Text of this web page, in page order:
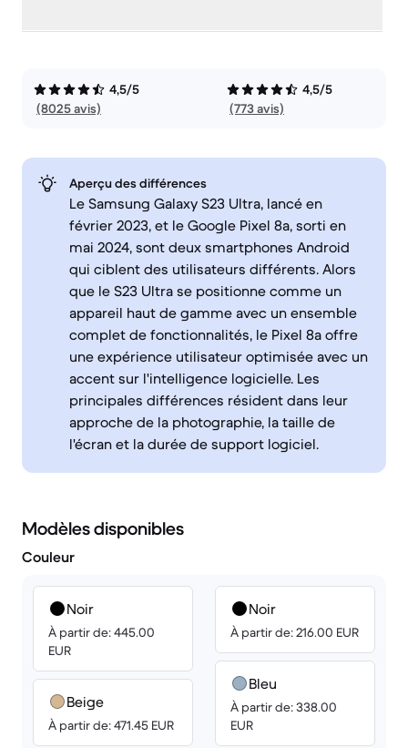
4,5/5
(8025 avis)
4,5/5
(773 avis)
Aperçu des différences
Le Samsung Galaxy S23 Ultra, lancé en
février 2023, et le Google Pixel 8a, sorti en
mai 2024, sont deux smartphones Android
qui ciblent des utilisateurs différents. Alors
que le S23 Ultra se positionne comme un
appareil haut de gamme avec un ensemble
complet de fonctionnalités, le Pixel 8a offre
une expérience utilisateur optimisée avec un
accent sur l'intelligence logicielle. Les
principales différences résident dans leur
approche de la photographie, la taille de
l'écran et la durée de support logiciel.
Modèles disponibles
Couleur
Noir
À partir de: 445.00
EUR
Beige
À partir de: 471.45 EUR
Noir
À partir de: 216.00 EUR
Bleu
À partir de: 338.00
EUR